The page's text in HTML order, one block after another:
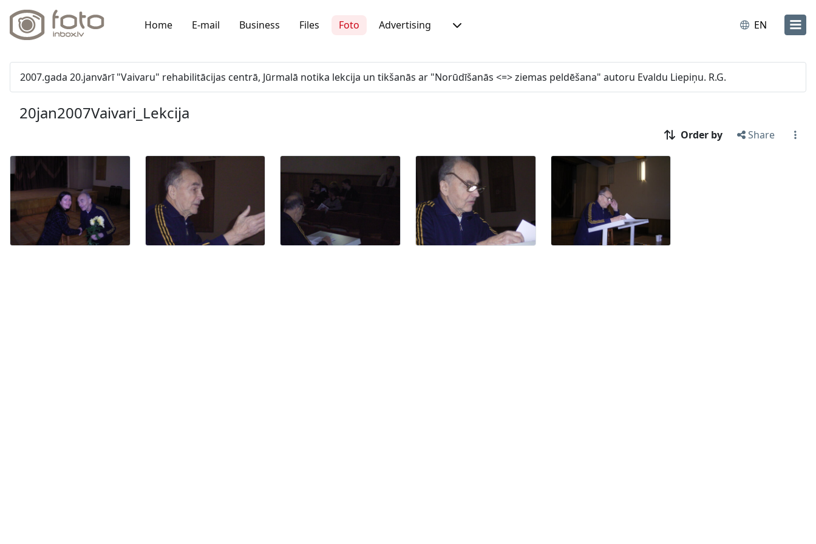
Home E-mail Business Files Foto Advertising EN
2007.gada 20.janvārī "Vaivaru" rehabilitācijas centrā, Jūrmalā notika lekcija un tikšanās ar "Norūdīšanās <=> ziemas peldēšana" autoru Evaldu Liepiņu. R.G.
20jan2007Vaivari_Lekcija
Order by Share